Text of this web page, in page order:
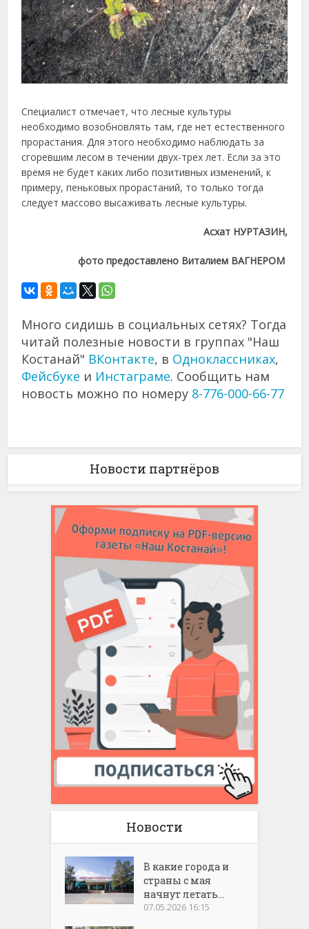
Специалист отмечает, что лесные культуры
необходимо возобновлять там, где нет естественного
прорастания. Для этого необходимо наблюдать за
сгоревшим лесом в течении двух-трех лет. Если за это
время не будет каких либо позитивных изменений, к
примеру, пеньковых прорастаний, то только тогда
следует массово высаживать лесные культуры.
Асхат НУРТАЗИН,
фото предоставлено Виталием ВАГНЕРОМ
Много сидишь в социальных сетях? Тогда
читай полезные новости в группах "Наш
Костанай" ВКонтакте, в Одноклассниках,
Фейсбуке и Инстаграме. Сообщить нам
новость можно по номеру 8-776-000-66-77
Новости партнёров
Новости
В какие города и
страны с мая
начнут летать...
07.05.2026 16:15